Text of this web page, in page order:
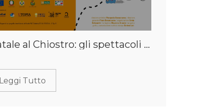
Natale al Chiostro: gli spettacoli di teatrop dedicati ai bambini e alle loro famiglie dal 15 dicembre a Lamezia Terme
Leggi Tutto